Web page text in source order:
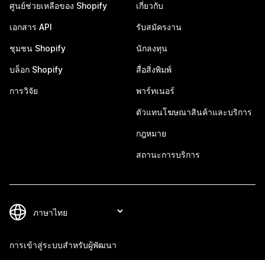
ศูนย์ช่วยเหลือของ Shopify
เอกสาร API
ชุมชน Shopify
บล็อก Shopify
การวิจัย
เกี่ยวกับ
รับสมัครงาน
นักลงทุน
สื่อสิ่งพิมพ์
พาร์ทเนอร์
ตัวแทนโฆษณาสินค้าและบริการ
กฎหมาย
สถานะการบริการ
การเข้าสู่ระบบสำหรับผู้พัฒนา